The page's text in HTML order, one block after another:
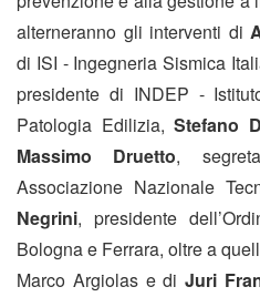
alterneranno gli interventi di
di ISI - Ingegneria Sismica
presidente di INDEP -
Patologia Edilizia, Stefano
Massimo Druetto,
Associazione Nazionale
Negrini, presidente
Bologna e Ferrara, oltre a
Marco Argiolas e di Juri